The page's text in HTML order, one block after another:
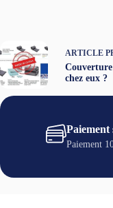
ARTICLE
chez eux ?
Paiement
Paiement